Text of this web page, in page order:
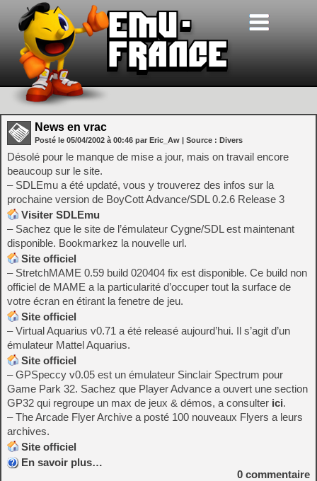
News en vrac
Posté le 05/04/2002 à 00:46 par Eric_Aw | Source : Divers
Désolé pour le manque de mise a jour, mais on travail encore
beaucoup sur le site.
– SDLEmu a été updaté, vous y trouverez des infos sur la
prochaine version de BoyCott Advance/SDL 0.2.6 Release 3
Visiter SDLEmu
– Sachez que le site de l’émulateur Cygne/SDL est maintenant
disponible. Bookmarkez la nouvelle url.
Site officiel
– StretchMAME 0.59 build 020404 fix est disponible. Ce build non
officiel de MAME a la particularité d’occuper tout la surface de
votre écran en étirant la fenetre de jeu.
Site officiel
– Virtual Aquarius v0.71 a été releasé aujourd’hui. Il s’agit d’un
émulateur Mattel Aquarius.
Site officiel
– GPSpeccy v0.05 est un émulateur Sinclair Spectrum pour
Game Park 32. Sachez que Player Advance a ouvert une section
GP32 qui regroupe un max de jeux & démos, a consulter ici.
– The Arcade Flyer Archive a posté 100 nouveaux Flyers a leurs
archives.
Site officiel
En savoir plus…
0 commentaire